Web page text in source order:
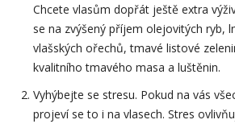
Chcete vlasům dopřát ještě extra
se na zvýšený příjem olejovitých ryb,
vlašských ořechů, tmavé listové
kvalitního tmavého masa a luštěnin.
Vyhýbejte se stresu. Pokud na vás
projeví se to i na vlasech. Stres